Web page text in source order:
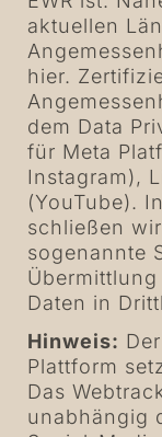
aktuellen
hier.
dem Data
für Meta
Instagram),
(YouTube).
schließen
sogenannte
Daten in
Hinweis:
Plattform
Das
unabhängig